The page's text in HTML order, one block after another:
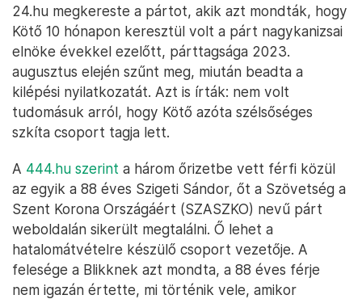
24.hu megkereste a pártot, akik azt mondták, hogy
Kötő 10 hónapon keresztül volt a párt nagykanizsai
elnöke évekkel ezelőtt, párttagsága 2023.
augusztus elején szűnt meg, miután beadta a
kilépési nyilatkozatát. Azt is írták: nem volt
tudomásuk arról, hogy Kötő azóta szélsőséges
szkíta csoport tagja lett.
A 444.hu szerint a három őrizetbe vett férfi közül
az egyik a 88 éves Szigeti Sándor, őt a Szövetség a
Szent Korona Országáért (SZASZKO) nevű párt
weboldalán sikerült megtalálni. Ő lehet a
hatalomátvételre készülő csoport vezetője. A
felesége a Blikknek azt mondta, a 88 éves férje
nem igazán értette, mi történik vele, amikor